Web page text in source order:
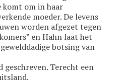
komt om in haar
moeder. De levens
worden afgezet tegen
en Hahn laat het
botsing van
geschreven. Terecht een